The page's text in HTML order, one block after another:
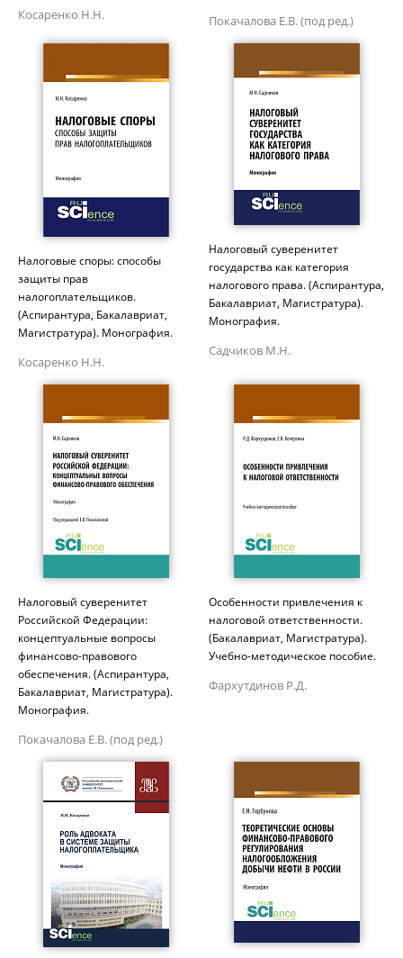
Косаренко Н.Н. Покачалова Е.В. (под ред.)
Налоговые споры: способы
защиты прав
налогоплательщиков.
(Аспирантура, Бакалавриат,
Магистратура). Монография.
Косаренко Н.Н.
Налоговый суверенитет
государства как категория
налогового права. (Аспирантура,
Бакалавриат, Магистратура).
Монография.
Садчиков М.Н.
Налоговый суверенитет
Российской Федерации:
концептуальные вопросы
финансово-правового
обеспечения. (Аспирантура,
Бакалавриат, Магистратура).
Монография.
Покачалова Е.В. (под ред.)
Особенности привлечения к
налоговой ответственности.
(Бакалавриат, Магистратура).
Учебно-методическое пособие.
Фархутдинов Р.Д.